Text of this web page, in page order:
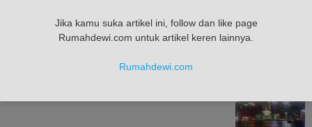
Jika kamu suka artikel ini, follow dan like page
Rumahdewi.com untuk artikel keren lainnya.
Rumahdewi.com